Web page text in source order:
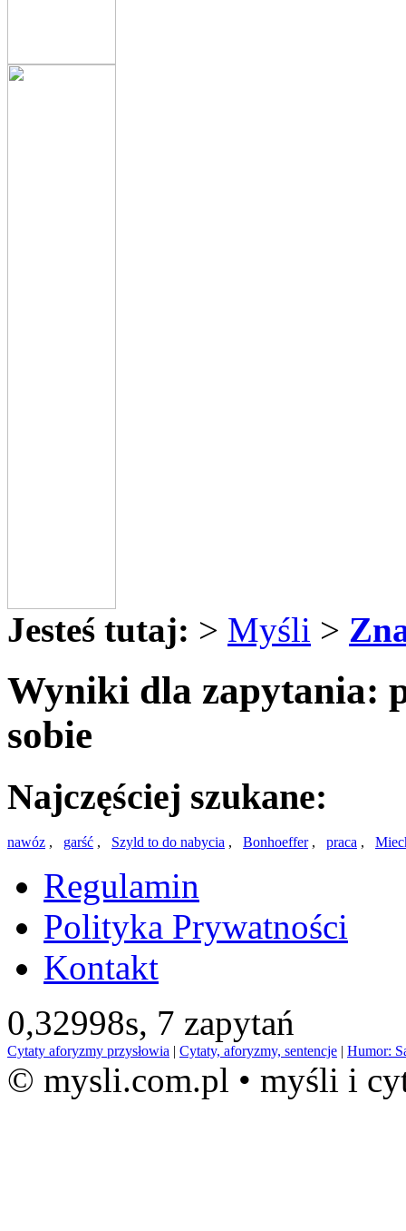
Jesteś tutaj: > Myśli >
Wyniki dla zapytania:
sobie
Najczęściej szukane:
nawóz , garść , Szyld to do nabycia , Bonhoeffer, praca ,
Regulamin
Polityka Prywatności
Kontakt
0,32998s, 7 zapytań
Cytaty aforyzmy przysłowia | Cytaty, aforyzmy, sentencje | Humor:
© mysli.com.pl • myśli i